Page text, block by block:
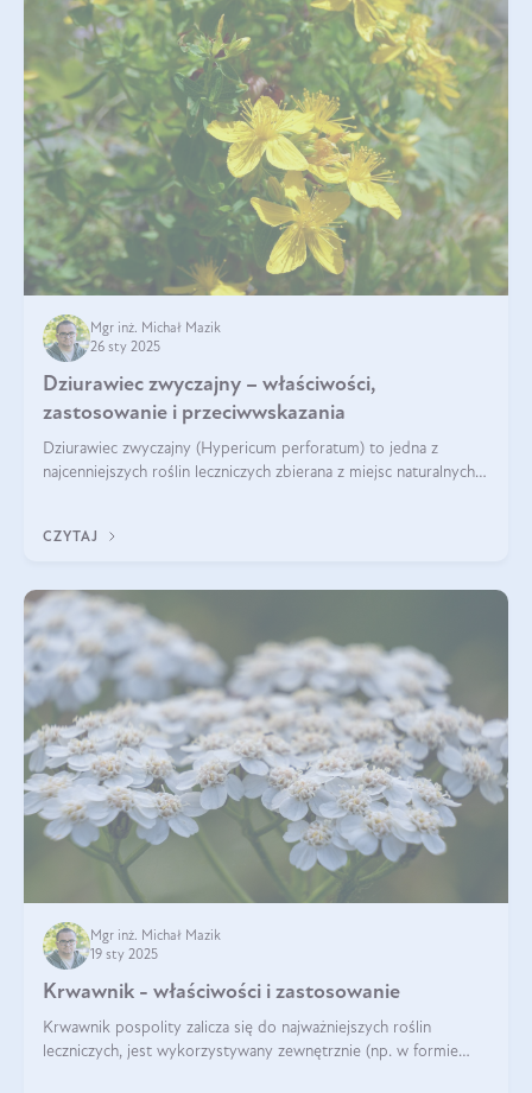
Mgr inż. Michał Mazik
26 sty 2025
Dziurawiec zwyczajny – właściwości,
zastosowanie i przeciwwskazania
Dziurawiec zwyczajny (Hypericum perforatum) to jedna z
najcenniejszych roślin leczniczych zbierana z miejsc naturalnych i
CZYTAJ
Mgr inż. Michał Mazik
19 sty 2025
Krwawnik - właściwości i zastosowanie
Krwawnik pospolity zalicza się do najważniejszych roślin
leczniczych, jest wykorzystywany zewnętrznie (np. w formie